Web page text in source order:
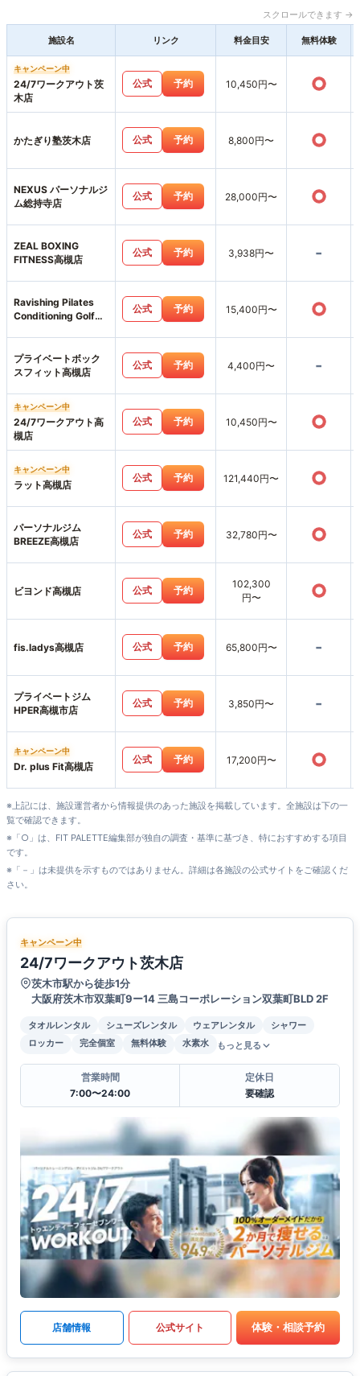
スクロールできます →
施設名 リンク 料金目安 無料体験
キャンペーン中
24/7ワークアウト茨
木店
公式 予約 10,450円〜 ○
かたぎり塾茨木店 公式 予約 8,800円〜 ○
NEXUS パーソナルジ
ム総持寺店
公式 予約 28,000円〜 ○
ZEAL BOXING
FITNESS高槻店
公式 予約 3,938円〜 -
Ravishing Pilates
Conditioning Golf
公式 予約 15,400円〜 ○
プライベートボック
スフィット高槻店
公式 予約 4,400円〜 -
キャンペーン中
24/7ワークアウト高
槻店
公式 予約 10,450円〜 ○
キャンペーン中
ラット高槻店
公式 予約 121,440円〜 ○
パーソナルジム
BREEZE高槻店
公式 予約 32,780円〜 ○
ビヨンド高槻店 公式 予約
102,300
円〜
○
fis.ladys高槻店 公式 予約 65,800円〜 -
プライベートジム
HPER高槻市店
公式 予約 3,850円〜 -
キャンペーン中
Dr. plus Fit高槻店
公式 予約 17,200円〜 ○
※上記には、施設運営者から情報提供のあった施設を掲載しています。全施設は下の一
覧で確認できます。
※「○」は、FIT PALETTE編集部が独自の調査・基準に基づき、特におすすめする項目
です。
※「－」は未提供を示すものではありません。詳細は各施設の公式サイトをご確認くだ
さい。
キャンペーン中
24/7ワークアウト茨木店
茨木市駅から徒歩1分
大阪府茨木市双葉町9ー14 三島コーポレーション双葉町BLD 2F
タオルレンタル シューズレンタル ウェアレンタル
シャワー
ロッカー
完全個室 無料体験 水素水 もっと見る
営業時間
7:00〜24:00
定休日
要確認
店舗情報 公式サイト 体験・相談予約